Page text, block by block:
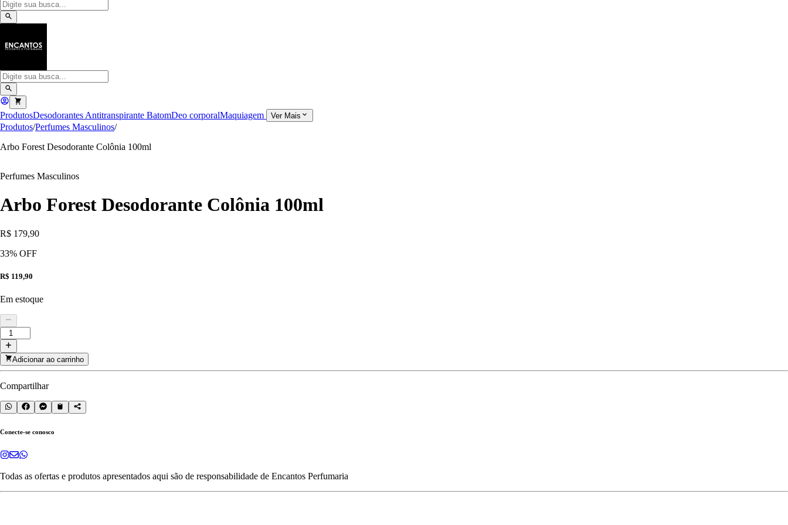
ProdutosDesodorantes Antitranspirante BatomDeo corporalMaquiagem Ver Mais
Produtos/Perfumes Masculinos/
Arbo Forest Desodorante Colônia 100ml
Perfumes Masculinos
Arbo Forest Desodorante Colônia 100ml
R$ 179,90
33% OFF
R$ 119,90
Em estoque
Adicionar ao carrinho
Compartilhar
Conecte-se conosco
Todas as ofertas e produtos apresentados aqui são de responsabilidade de Encantos Perfumaria